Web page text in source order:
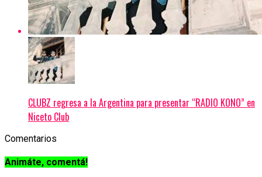
CLUBZ regresa a la Argentina para presentar “RADIO KONO” en
Niceto Club
Comentarios
Animáte, comentá!